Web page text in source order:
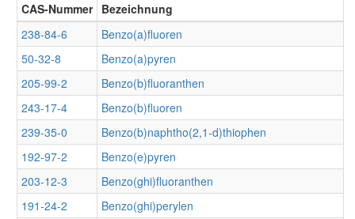
CAS-Nummer Bezeichnung
238-84-6
Benzo(a)fluoren
50-32-8
Benzo(a)pyren
205-99-2
Benzo(b)fluoranthen
243-17-4
Benzo(b)fluoren
239-35-0
Benzo(b)naphtho(2,1-d)thiophen
192-97-2
Benzo(e)pyren
203-12-3
Benzo(ghi)fluoranthen
191-24-2
Benzo(ghi)perylen